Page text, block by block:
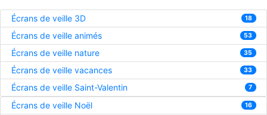
Écrans de veille 3D 18
Écrans de veille animés 53
Écrans de veille nature 35
Écrans de veille vacances 33
Écrans de veille Saint-Valentin 7
Écrans de veille Noël 16